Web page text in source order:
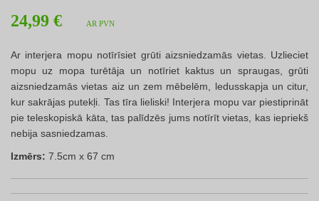
24,99 € AR PVN
Ar interjera mopu notīrīsiet grūti aizsniedzamās vietas. Uzlieciet
mopu uz mopa turētāja un notīriet kaktus un spraugas, grūti
aizsniedzamās vietas aiz un zem mēbelēm, ledusskapja un citur,
kur sakrājas putekļi. Tas tīra lieliski! Interjera mopu var piestiprināt
pie teleskopiskā kāta, tas palīdzēs jums notīrīt vietas, kas iepriekš
nebija sasniedzamas.
Izmērs: 7.5cm x 67 cm